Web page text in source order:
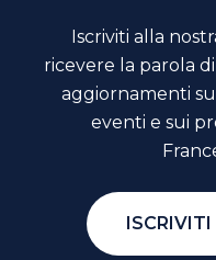
Iscriviti alla
ricevere la parola
aggiornamenti
eventi e sui